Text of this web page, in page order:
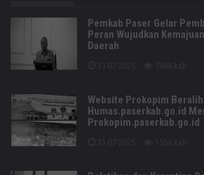
Pemkab Paser Gelar
Peran Wujudkan
Daerah
Website Prokopim
Humas.paserkab.go.id
Prokopim.paserkab.go.id